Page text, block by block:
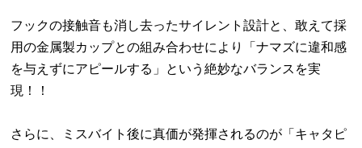
フックの接触音も消し去ったサイレント設計と、敢えて採
用の金属製カップとの組み合わせにより「ナマズに違和感
を与えずにアピールする」という絶妙なバランスを実
現！！
さらに、ミスバイト後に真価が発揮されるのが「キャタピ